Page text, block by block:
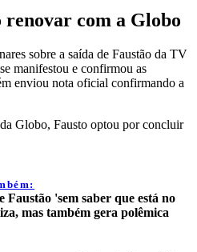
renovar com a Globo
sobre a saída de Faustão da TV
manifestou e confirmou as
enviou nota oficial confirmando a
Globo, Fausto optou por concluir
Faustão 'sem saber que está no
mas também gera polêmica